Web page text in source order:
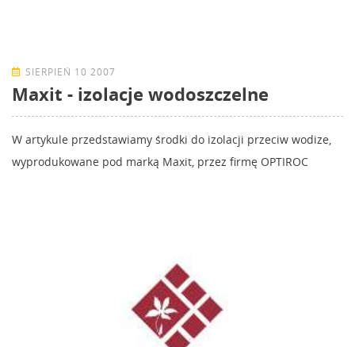
SIERPIEŃ 10 2007
Maxit - izolacje wodoszczelne
W artykule przedstawiamy środki do izolacji przeciw wodize,
wyprodukowane pod marką Maxit, przez firmę OPTIROC